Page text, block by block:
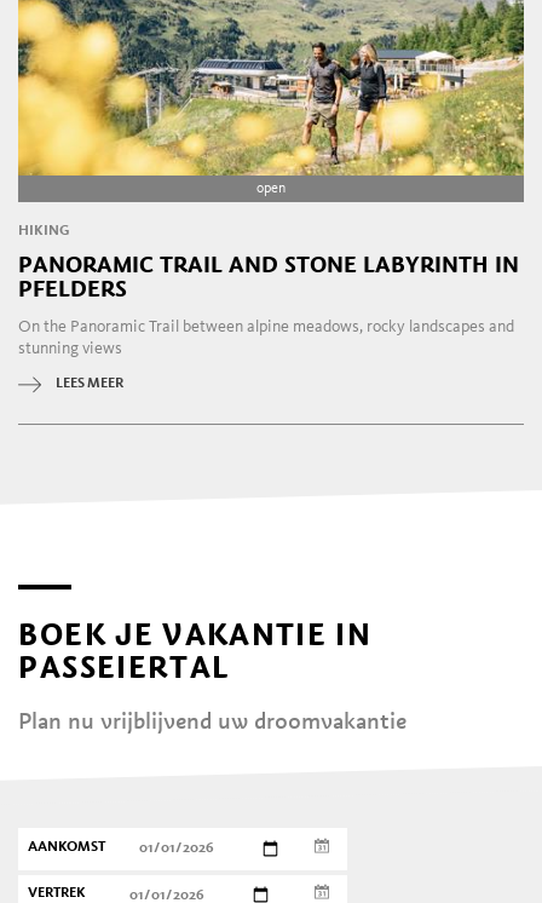
open
HIKING
PANORAMIC TRAIL AND STONE LABYRINTH IN
PFELDERS
On the Panoramic Trail between alpine meadows, rocky landscapes and
stunning views
LEES MEER
BOEK JE VAKANTIE IN
PASSEIERTAL
Plan nu vrijblijvend uw droomvakantie
AANKOMST
VERTREK